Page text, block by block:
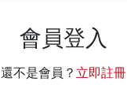
會員登入
還不是會員？ 立即註冊